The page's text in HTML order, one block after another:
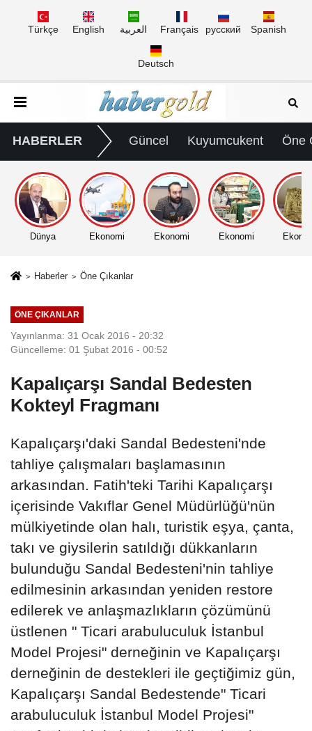
Türkçe English العربية Français русский Spanish
Deutsch
HABERLER Güncel Kuyumcukent Öne
Dünya Ekonomi Ekonomi Ekonomi
Haberler Öne Çıkanlar
ÖNE ÇIKANLAR
Yayınlanma: 31 Ocak 2016 - 20:32
Güncelleme: 01 Şubat 2016 - 00:52
Kapalıçarşı Sandal Bedesten
Kokteyl Fragmanı
Kapalıçarşı'daki Sandal Bedesteni'nde
tahliye çalışmaları başlamasının
arkasından. Fatih'teki Tarihi Kapalıçarşı
içerisinde Vakıflar Genel Müdürlüğü'nün
mülkiyetinde olan halı, turistik eşya, çanta,
takı ve giysilerin satıldığı dükkanların
bulunduğu Sandal Bedesteni'nin tahliye
edilmesinin arkasından yeniden restore
edilerek ve anlaşmazlıkların çözümünü
üstlenen " Ticari arabuluculuk İstanbul
Model Projesi" derneğinin ve Kapalıçarşı
derneğinin de destekleri ile geçtiğimiz gün,
Kapalıçarşı Sandal Bedestende" Ticari
arabuluculuk İstanbul Model Projesi"